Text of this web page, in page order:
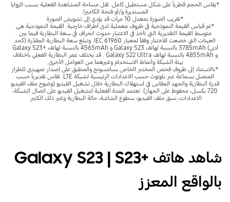
*يقاس الحجم قطرياً على شكل مستطيل كامل. تقل مساحة المشاهدة الفعلية بسبب الزوايا
المستديرة و/أو فتحة الكاميرا.
*تقريب الصورة بمعدل 10 مرات قد يؤدي إلى تشويش الصورة
*تم قياس القيمة النموذجية في ظروف معملية لدى أطراف خارجية. القيمة النموذجية هي
متوسط القيمة التقديرية التي تأخذ في الاعتبار حدوث انحراف في سعة البطارية فيما بين
العينات التي خضعت للاختبار وفقاً لمعيار IEC 61960. وتبلغ سعة البطارية المقدَّرة (كحد
أدنى) 3785mAh بالنسبة لهاتف Galaxy S23 و 4565mAh بالنسبة لهاتف +Galaxy S23
و 4855mAh بالنسبة لهاتف Galaxy S22 Ultra . قد يختلف عمر البطارية الفعلي باختلاف
بيئة الشبكة وأنماط الاستخدام وغيرهما من العوامل الأخرى.
*بالاستناد إلى ظروف فحص المختبر الخاص بسامسونج والمطبق على إصدار تمهيدي للطراز
المتصل بسماعة عبر بلوتوث حسب الاعدادات الرئيسية لشبكة LTE. تقاس تقديرياً حسب
قدرة البطارية والجهد المقاس في استهلاك البطارية خلال تشغيل الفيديو (وضوح ملف الفيديو
720 بكسل، محفوظ على الجهاز). تعتمد المدة الفعلية لتشغيل الفيديو على اتصال الشبكة،
الاعدادات، نسق ملف الفيديو، سطوع الشاشة، حالة البطارية وغير ذلك الكثير.
شاهد هاتف +Galaxy S23 | S23
بالواقع المعزز